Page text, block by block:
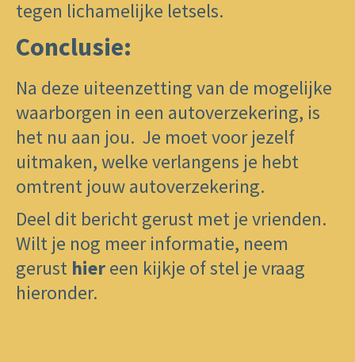
tegen lichamelijke letsels.
Conclusie:
​Na deze uiteenzetting van de mogelijke
waarborgen in een autoverzekering, is
het nu aan ​jou. Je moet voor jezelf
uitmaken, welke verlangens je ​hebt
omtrent jouw autoverzekering.
Deel dit bericht gerust met je vrienden.
Wilt je nog meer informatie, neem
gerust hiereen kijkje ​of stel je vraag
hieronder.